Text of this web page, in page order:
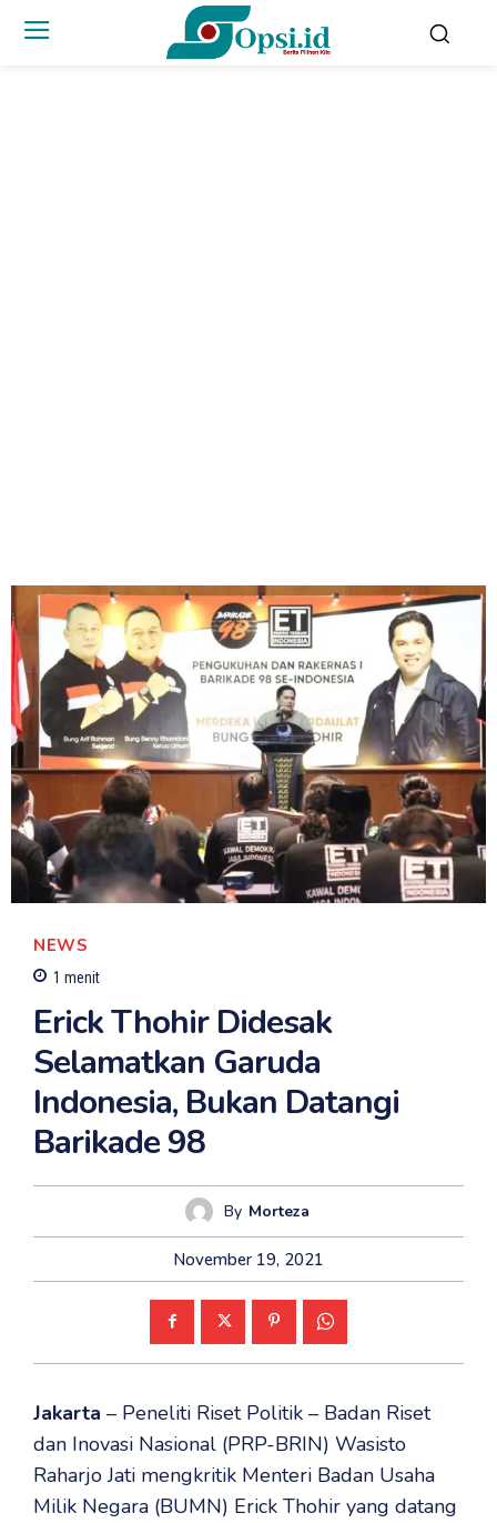
NEWS
1 menit
Erick Thohir Didesak
Selamatkan Garuda
Indonesia, Bukan Datangi
Barikade 98
By Morteza
November 19, 2021
Jakarta – Peneliti Riset Politik – Badan Riset
dan Inovasi Nasional (PRP-BRIN) Wasisto
Raharjo Jati mengkritik Menteri Badan Usaha
Milik Negara (BUMN) Erick Thohir yang datang